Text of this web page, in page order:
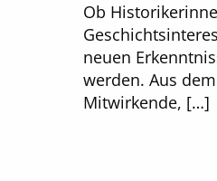
Ob
neuen
werden. Aus
Mitwirkende, […]